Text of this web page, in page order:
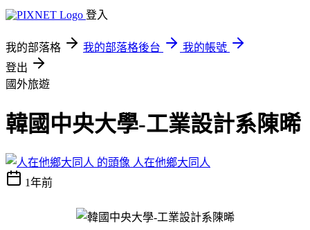
登入
我的部落格 我的部落格後台
我的帳號
登出
國外旅遊
韓國中央大學-工業設計系陳晞
人在他鄉大同人
1年前